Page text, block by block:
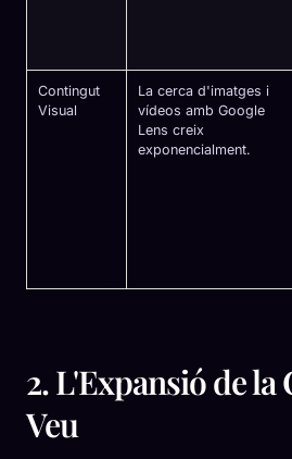
Contingut
Visual
La cerca d'imatges i
vídeos amb Google
Lens creix
exponencialment.
2. L'Expansió de la
Veu